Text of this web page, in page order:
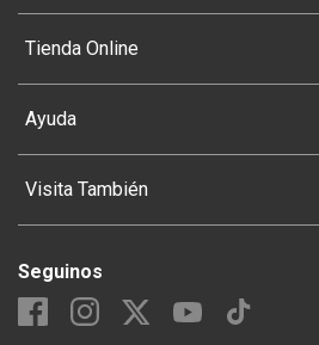
Tienda Online
Ayuda
Visita También
Seguinos